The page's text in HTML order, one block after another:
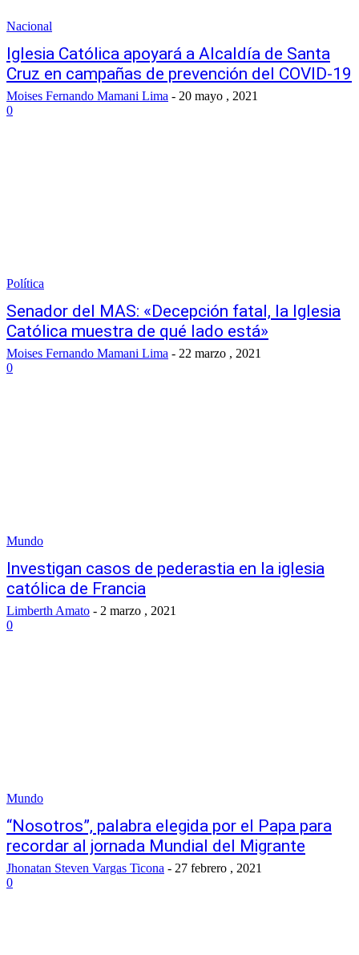
Nacional
Iglesia Católica apoyará a Alcaldía de Santa
Cruz en campañas de prevención del COVID-19
Moises Fernando Mamani Lima - 20 mayo , 2021
0
Política
Senador del MAS: «Decepción fatal, la Iglesia
Católica muestra de qué lado está»
Moises Fernando Mamani Lima - 22 marzo , 2021
0
Mundo
Investigan casos de pederastia en la iglesia
católica de Francia
Limberth Amato - 2 marzo , 2021
0
Mundo
“Nosotros”, palabra elegida por el Papa para
recordar al jornada Mundial del Migrante
Jhonatan Steven Vargas Ticona - 27 febrero , 2021
0